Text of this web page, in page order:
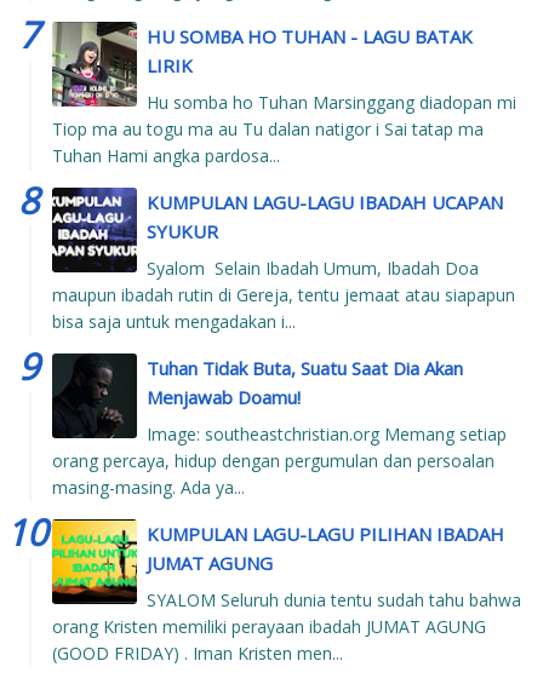
HU SOMBA HO TUHAN - LAGU BATAK
LIRIK
Hu somba ho Tuhan Marsinggang diadopan mi
Tiop ma au togu ma au Tu dalan natigor i Sai tatap ma
Tuhan Hami angka pardosa...
KUMPULAN LAGU-LAGU IBADAH UCAPAN
SYUKUR
Syalom Selain Ibadah Umum, Ibadah Doa
maupun ibadah rutin di Gereja, tentu jemaat atau siapapun
bisa saja untuk mengadakan i...
Tuhan Tidak Buta, Suatu Saat Dia Akan
Menjawab Doamu!
Image: southeastchristian.org Memang setiap
orang percaya, hidup dengan pergumulan dan persoalan
masing-masing. Ada ya...
KUMPULAN LAGU-LAGU PILIHAN IBADAH
JUMAT AGUNG
SYALOM Seluruh dunia tentu sudah tahu bahwa
orang Kristen memiliki perayaan ibadah JUMAT AGUNG
(GOOD FRIDAY) . Iman Kristen men...